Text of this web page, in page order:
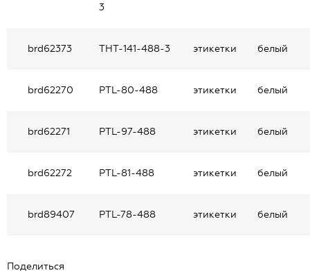
3
brd62373 THT-141-488-3 этикетки белый
brd62270 PTL-80-488 этикетки белый
brd62271 PTL-97-488 этикетки белый
brd62272 PTL-81-488 этикетки белый
brd89407 PTL-78-488 этикетки белый
Поделиться